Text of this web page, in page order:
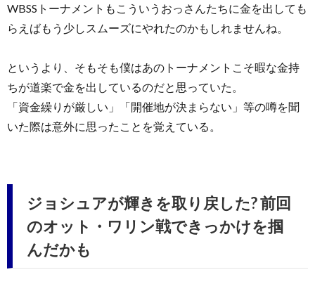
WBSSトーナメントもこういうおっさんたちに金を出しても
らえばもう少しスムーズにやれたのかもしれませんね。
というより、そもそも僕はあのトーナメントこそ暇な金持
ちが道楽で金を出しているのだと思っていた。
「資金繰りが厳しい」「開催地が決まらない」等の噂を聞
いた際は意外に思ったことを覚えている。
ジョシュアが輝きを取り戻した? 前回
のオット・ワリン戦できっかけを掴
んだかも